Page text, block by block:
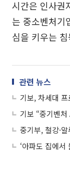
시간은 인사권
는 중소벤처기
심을 키우는
관련 뉴스
기보, 차세대
‘아파도 집에